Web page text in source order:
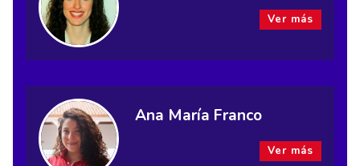
Ver más
Ana María Franco
Ver más